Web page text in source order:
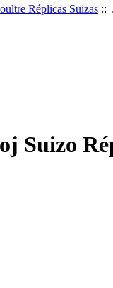
Réplicas Suizas ::
Suizo